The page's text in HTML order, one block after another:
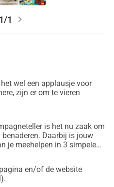
wat de
we die ster
na opening;
al over
kan natuurlijk
en niet
Vandaar
1/1 chevron_right
wel een applausje voor
zijn er om te vieren
is het nu zaak om
Daarbij is jouw
je meehelpen in 3 simpele
en/of de website